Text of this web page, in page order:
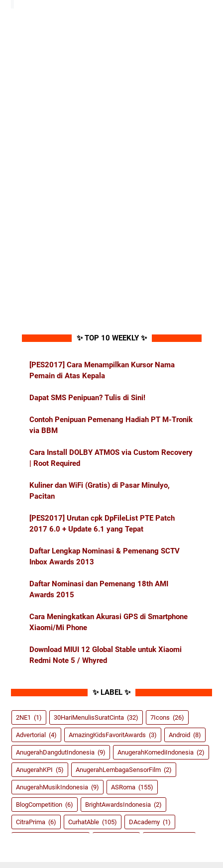
✨ TOP 10 WEEKLY ✨
[PES2017] Cara Menampilkan Kursor Nama
Pemain di Atas Kepala
Dapat SMS Penipuan? Tulis di Sini!
Contoh Penipuan Pemenang Hadiah PT M-Tronik
via BBM
Cara Install DOLBY ATMOS via Custom Recovery
| Root Required
Kuliner dan WiFi (Gratis) di Pasar Minulyo,
Pacitan
[PES2017] Urutan cpk DpFileList PTE Patch
2017 6.0 + Update 6.1 yang Tepat
Daftar Lengkap Nominasi & Pemenang SCTV
Inbox Awards 2013
Daftar Nominasi dan Pemenang 18th AMI
Awards 2015
Cara Meningkatkan Akurasi GPS di Smartphone
Xiaomi/Mi Phone
Download MIUI 12 Global Stable untuk Xiaomi
Redmi Note 5 / Whyred
✨ LABEL ✨
2NE1 (1) 30HariMenulisSuratCinta (32) 7Icons (26)
Advertorial (4) AmazingKidsFavoritAwards (3) Android (8)
AnugerahDangdutIndonesia (9) AnugerahKomediIndonesia (2)
AnugerahKPI (5) AnugerahLembagaSensorFilm (2)
AnugerahMusikIndonesia (9) ASRoma (155)
BlogCompetition (6) BrightAwardsIndonesia (2)
CitraPrima (6) CurhatAble (105) DAcademy (1)